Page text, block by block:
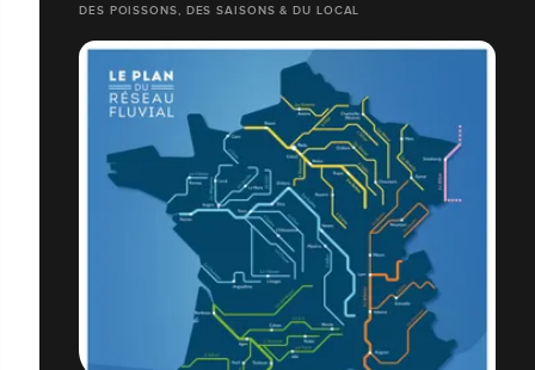
DES POISSONS, DES SAISONS & DU LOCAL